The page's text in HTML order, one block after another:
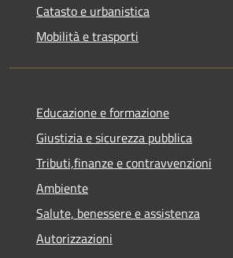
Catasto e urbanistica
Mobilità e trasporti
Educazione e formazione
Giustizia e sicurezza pubblica
Tributi,finanze e contravvenzioni
Ambiente
Salute, benessere e assistenza
Autorizzazioni